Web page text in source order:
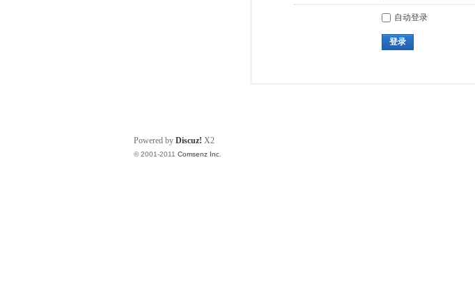
自动登录
登录
Powered by Discuz! X2
© 2001-2011 Comsenz Inc.